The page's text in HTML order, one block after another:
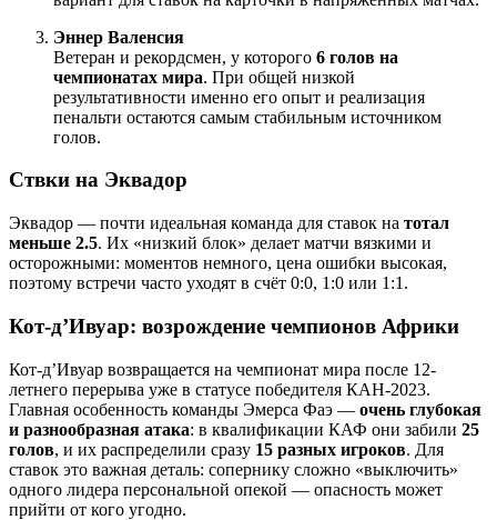
Эннер Валенсия
Ветеран и рекордсмен, у которого 6 голов на
чемпионатах мира. При общей низкой
результативности именно его опыт и реализация
пенальти остаются самым стабильным источником
голов.
Ствки на Эквадор
Эквадор — почти идеальная команда для ставок на тотал
меньше 2.5. Их «низкий блок» делает матчи вязкими и
осторожными: моментов немного, цена ошибки высокая,
поэтому встречи часто уходят в счёт 0:0, 1:0 или 1:1.
Кот-д’Ивуар: возрождение чемпионов Африки
Кот-д’Ивуар возвращается на чемпионат мира после 12-
летнего перерыва уже в статусе победителя КАН-2023.
Главная особенность команды Эмерса Фаэ — очень глубокая
и разнообразная атака: в квалификации КАФ они забили 25
голов, и их распределили сразу 15 разных игроков. Для
ставок это важная деталь: сопернику сложно «выключить»
одного лидера персональной опекой — опасность может
прийти от кого угодно.